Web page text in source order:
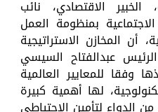
الاقتصادي، نائب
الاجتماعية بمنظومة العمل
أن المخازن الاستراتيجية
عبدالفتاح السيسي
وفقا للمعايير العالمية
لها أهمية كبيرة
الدواء لتأمين الاحتياطي